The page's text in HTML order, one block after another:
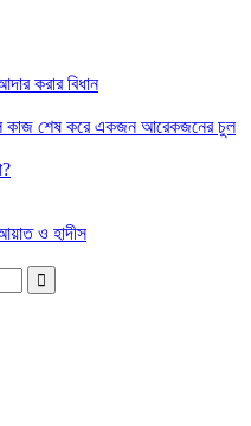
করার বিধান
কাজ শেষ করে একজন আরেকজনের চুল
ও হাদীস